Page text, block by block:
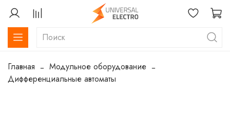
Главная
Модульное оборудование
Дифференциальные автоматы